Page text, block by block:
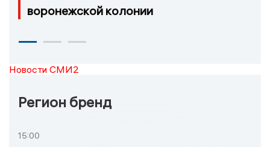
воронежской колонии
Новости СМИ2
Регион бренд
15:00